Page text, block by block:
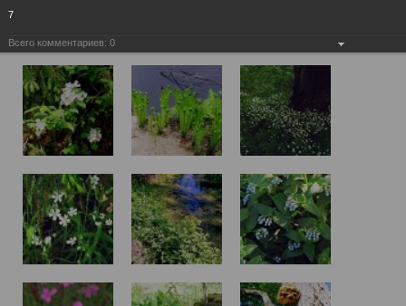
7
Всего комментариев: 0